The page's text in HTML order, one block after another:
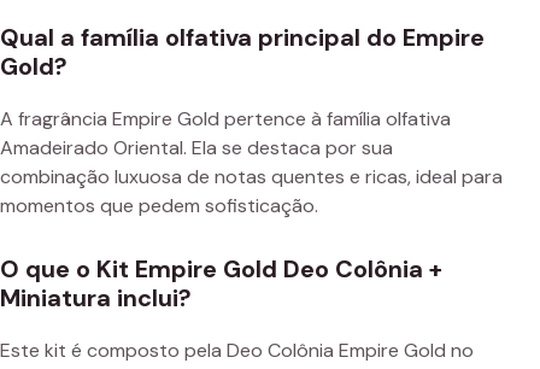
Qual a família olfativa principal do Empire
Gold?
A fragrância Empire Gold pertence à família olfativa
Amadeirado Oriental. Ela se destaca por sua
combinação luxuosa de notas quentes e ricas, ideal para
momentos que pedem sofisticação.
O que o Kit Empire Gold Deo Colônia +
Miniatura inclui?
Este kit é composto pela Deo Colônia Empire Gold no